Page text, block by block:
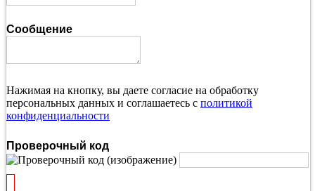
Сообщение
Нажимая на кнопку, вы даете согласие на обработку
персональных данных и соглашаетесь с политикой
конфиденциальности
Проверочный код